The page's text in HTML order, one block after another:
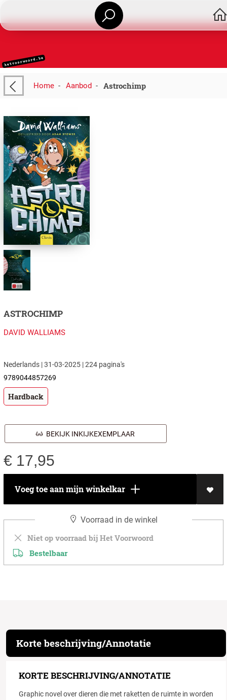
Home- Aanbod- Astrochimp
ASTROCHIMP
DAVID WALLIAMS
Nederlands | 31-03-2025 | 224 pagina's
9789044857269
Hardback
BEKIJK INKIJKEXEMPLAAR
€ 17,95
Voeg toe aan mijn winkelkar
Voorraad in de winkel
Niet op voorraad bij Het Voorwoord
Bestelbaar
Korte beschrijving/Annotatie
KORTE BESCHRIJVING/ANNOTATIE
Graphic novel over dieren die met raketten de ruimte in worden